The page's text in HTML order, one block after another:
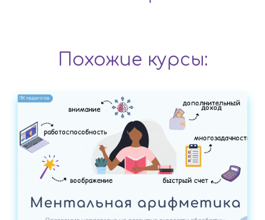
Похожие курсы: